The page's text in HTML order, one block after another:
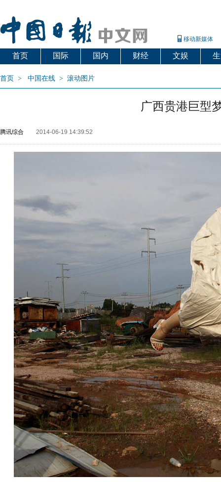
移动新媒体
首页 国际 国内 财经 文娱
首页 > 中国在线 > 滚动图片
广西贵港巨型
腾讯综合 2014-06-19 14:39:52